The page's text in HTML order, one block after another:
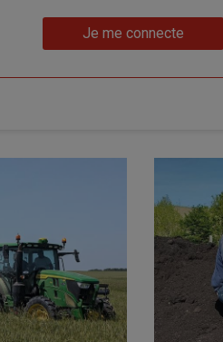
compte"
Je me connecte